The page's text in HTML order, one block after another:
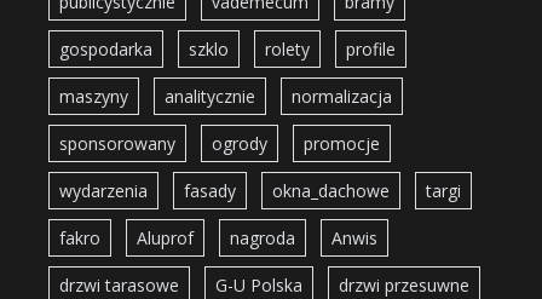
gospodarka szklo rolety profile
maszyny analitycznie normalizacja
sponsorowany ogrody promocje
wydarzenia fasady okna_dachowe targi
fakro Aluprof nagroda Anwis
drzwi tarasowe G-U Polska drzwi przesuwne